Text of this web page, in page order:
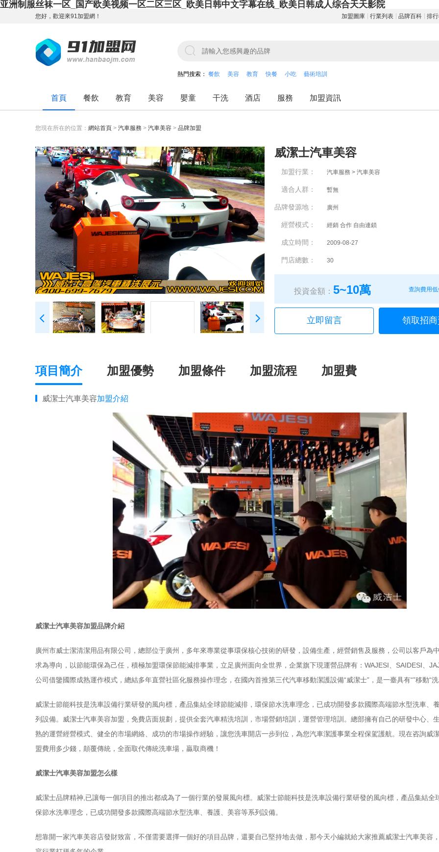
亚洲制服丝袜一区_国产欧美视频一区二区三区_欧美日韩中文字幕在线_欧美日韩成人综合天天影院
您好，歡迎來91加盟網！ 加盟圖庫 行業列表 品牌百科 排
熱門搜索： 餐飲 美容 教育 快餐 小吃 藝術培訓
首頁 餐飲 教育 美容 嬰童 干洗 酒店 服務 加盟資訊
您現在所在的位置： 網站首頁 > 汽車服務 > 汽車美容 > 品牌加盟
威潔士汽車美容
加盟行業： 汽車服務 > 汽車美容
適合人群： 暫無
品牌發源地： 廣州
經營模式： 經銷 合作 自由連鎖
成立時間： 2009-08-27
門店總數： 30
投資金額： 5~10萬 查詢費用
立即留言 領取招
項目簡介 加盟優勢 加盟條件 加盟流程 加盟費
威潔士汽車美容加盟介紹
威潔士汽車美容加盟品牌介紹
廣州市威士潔清潔用品有限公司，總部位于廣州，多年來專業從事環保核心技術的研發，設備生產，經營銷售及服務，公司以客戶為
求為導向，以節能環保為己任，積極加盟環保節能減排事業，立足廣州面向全世界，企業旗下現運營品牌有：WAJESI、SAIDESI、
公司借鑒國際成熟運作模式，總結多年直營社區化服務操作理念，在國內首推第三代汽車移動潔護設備“威潔士”，是一臺具有“”移動“洗
威潔士節能科技是洗車設備行業研發的風向標，產品集結全球節能減排，環保節水洗車理念，已成功開發多款國際高端節水型洗車、
列設備。威潔士汽車美容加盟，免費店面規劃，提供全套汽車精洗培訓，市場營銷培訓，運營管理培訓。總部擁有自己的研發中心、
熟的運營經營模式、健全的市場網絡、成功的市場操作經驗，讓您洗車開店一步到位，為您汽車潔護事業全程保駕護航。現在咨詢威
盟費用多少錢，顛覆傳統，全面取代傳統洗車場，贏取商機！
威潔士汽車美容加盟怎么樣
威潔士品牌精神,已讓每一個項目的推出都成為了一個行業的發展風向標。威潔士節能科技是洗車設備行業研發的風向標，產品集結全
保節水洗車理念，已成功開發多款國際高端節水型洗車、養護、美容等系列設備。
想靠開一家汽車美容店發財致富，不僅需要選擇一個好的項目品牌，還要自己堅持地去做，那今天小編就給大家推薦威潔士汽車美容